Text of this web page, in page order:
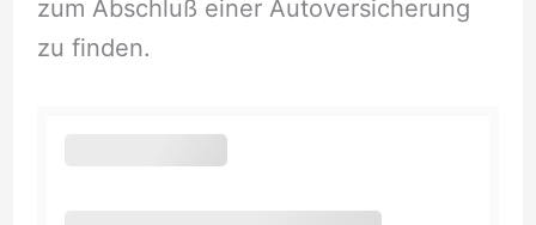
zum Abschluß einer Autoversicherung
zu finden.